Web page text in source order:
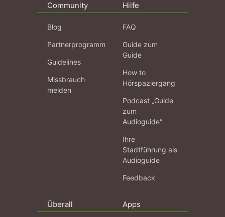
Community
Blog
Partnerprogramm
Guidelines
Missbrauch
melden
Hilfe
FAQ
Guide zum
Guide
How to
Hörspaziergang
Podcast „Guide
zum
Audioguide“
Ihre
Stadtführung als
Audioguide
Feedback
Überall Apps